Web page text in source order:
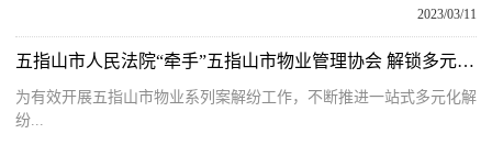
2023/03/11
五指山市人民法院“牵手”五指山市物业管理协会 解锁多元化解物业纠纷新模式
为有效开展五指山市物业系列案解纷工作，不断推进一站式多元化解
纷...